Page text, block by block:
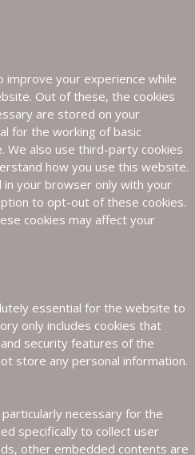
improve your experience while
Out of these, the cookies
are stored on your
for the working of basic
We also use third-party cookies
how you use this website.
your browser only with your
to opt-out of these cookies.
cookies may affect your
essential for the website to
only includes cookies that
security features of the
store any personal information.
necessary for the
specifically to collect user
other embedded contents are